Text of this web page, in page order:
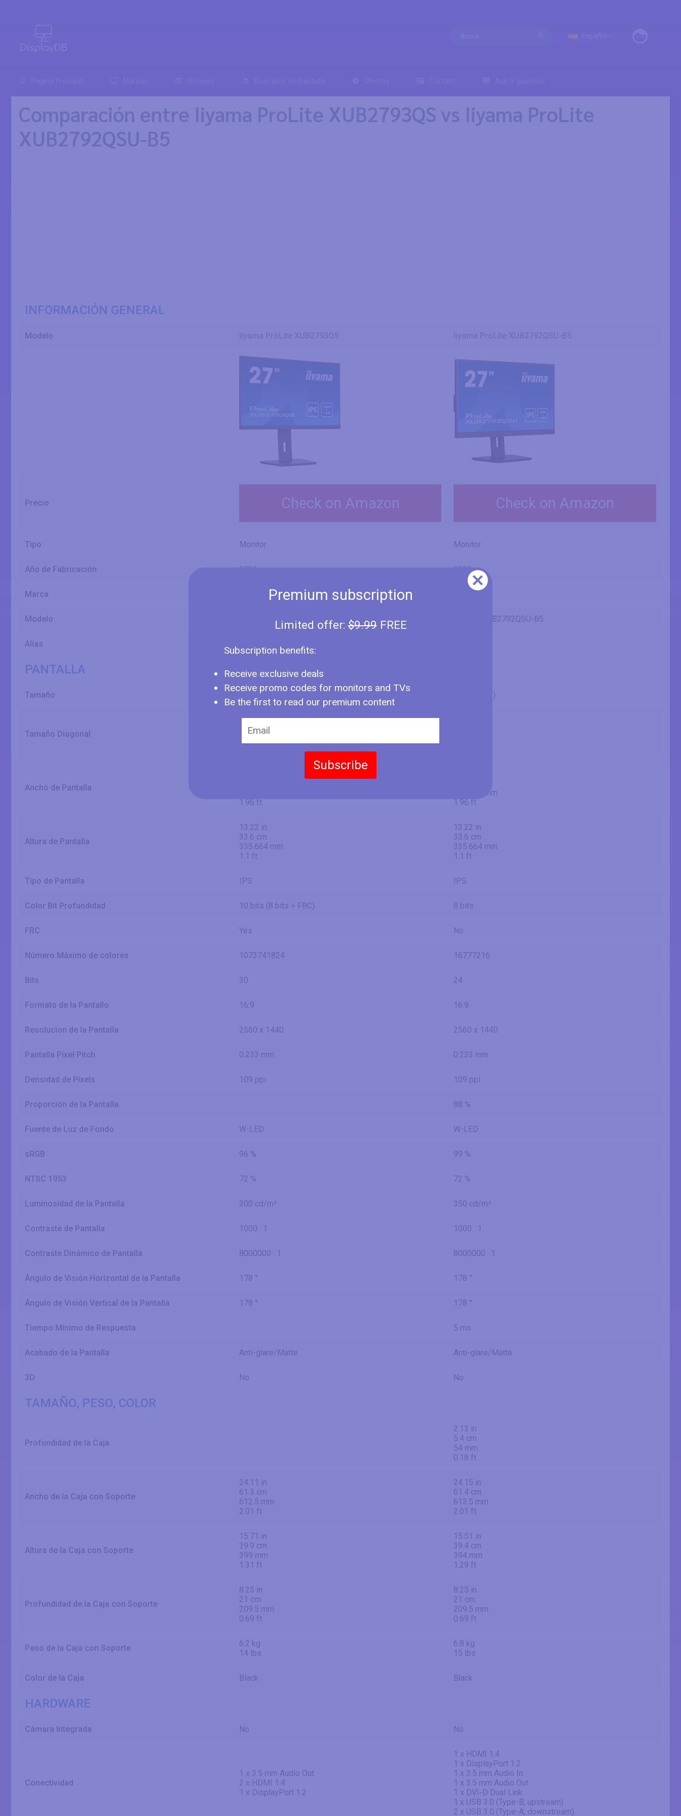
Premium subscription
Limited offer:$9.99FREE
Subscription benefits:
Receive exclusive deals
Receive promo codes for monitors and TVs
Be the first to read our premium content
Subscribe
Comparación entre Iiyama ProLite XUB2793QS vs Iiyama ProLite
XUB2792QSU-B5
INFORMACIÓN GENERAL
Modelo
Precio Check on Amazon Check on Amazon
Tipo Monitor Monitor
Año de Fabricación 2022 2022
Marca
Modelo ProLite XUB2793QS ProLite XUB2792QSU-B5
Alias
PANTALLA
Tamaño 27" (inches) 27" (inches)
Tamaño Diagonal
27 in
68.6 cm
Ancho de Pantalla
1.96 ft
596.736 mm
1.96 ft
Altura de Pantalla
13.22 in
33.6 cm
335.664 mm
1.1 ft
13.22 in
33.6 cm
335.664 mm
1.1 ft
Tipo de Pantalla IPS IPS
Color Bit Profundidad 10 bits (8 bits + FRC) 8 bits
FRC Yes No
Número Máximo de colores 1073741824 16777216
Bits 30 24
Formato de la Pantallo 16:9 16:9
Resolucion de la Pantalla 2560 x 1440 2560 x 1440
Pantalla Pixel Pitch 0.233 mm 0.233 mm
Densidad de Pixels 109 ppi 109 ppi
Proporción de la Pantalla 88 %
Fuente de Luz de Fondo W-LED W-LED
sRGB 96 % 99 %
NTSC 1953 72 % 72 %
Luminosidad de la Pantalla 300 cd/m² 350 cd/m²
Contraste de Pantalla 1000 : 1 1000 : 1
Contraste Dinámico de Pantalla 8000000 : 1 8000000 : 1
Ángulo de Visión Horizontal de la Pantalla 178 ° 178 °
Ángulo de Visión Vertical de la Pantalla 178 ° 178 °
Tiempo Mínimo de Respuesta 5 ms
Acabado de la Pantalla Anti-glare/Matte Anti-glare/Matte
3D No No
TAMAÑO, PESO, COLOR
Profundidad de la Caja
2.13 in
5.4 cm
54 mm
0.18 ft
Ancho de la Caja con Soporte
24.11 in
61.3 cm
612.5 mm
2.01 ft
24.15 in
61.4 cm
613.5 mm
2.01 ft
Altura de la Caja con Soporte
15.71 in
39.9 cm
399 mm
1.31 ft
15.51 in
39.4 cm
394 mm
1.29 ft
Profundidad de la Caja con Soporte
8.25 in
21 cm
209.5 mm
0.69 ft
8.25 in
21 cm
209.5 mm
0.69 ft
Peso de la Caja con Soporte
6.2 kg
14 lbs
6.8 kg
15 lbs
Color de la Caja Black Black
HARDWARE
Cámara Integrada No No
Conectividad
1 x 3.5 mm Audio Out
2 x HDMI 1.4
1 x DisplayPort 1.2
1 x HDMI 1.4
1 x DisplayPort 1.2
1 x 3.5 mm Audio In
1 x 3.5 mm Audio Out
1 x DVI-D Dual Link
1 x USB 3.0 (Type-B; upstream)
2 x USB 3.0 (Type-A; downstream)